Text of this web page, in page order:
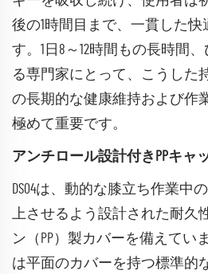
後の1時間目まで、一貫した快
す。1日8～12時間もの長時間
る専門家にとって、こうした
の長期的な健康維持および作
極めて重要です。
アンチロール設計付きPPキャ
DS04は、動的な膝立ち作業中
上させるよう設計された耐久
ン（PP）製カバーを備えてい
は平面のカバーを持つ標準的